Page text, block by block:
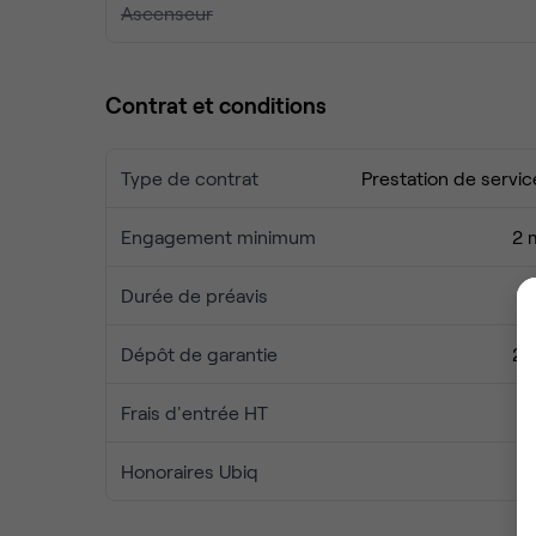
Ascenseur
Contrat et conditions
Type de contrat Prestation de
Engagement minimum 2
Durée de préavis 1
Dépôt de garantie 2
Frais d'entrée HT
Honoraires Ubiq